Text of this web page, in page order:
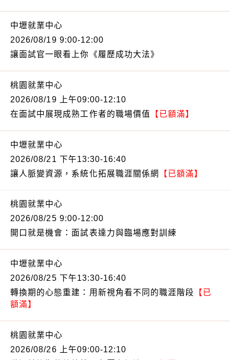
中壢就業中心
2026/08/19 9:00-12:00
讓面試官一眼看上你《履歷成功大法》
桃園就業中心
2026/08/19 上午09:00-12:10
在面試中展現成熟工作者的職場價值
【已額滿】
中壢就業中心
2026/08/21 下午13:30-16:40
讓人脈變資源，系統化拓展職涯關係網
【已額滿】
桃園就業中心
2026/08/25 9:00-12:00
開口就是機會：面試表達力與臨場應對訓練
中壢就業中心
2026/08/25 下午13:30-16:40
轉換期的心態重建：用新視角看不同的職涯階段
【已
額滿】
桃園就業中心
2026/08/26 上午09:00-12:10